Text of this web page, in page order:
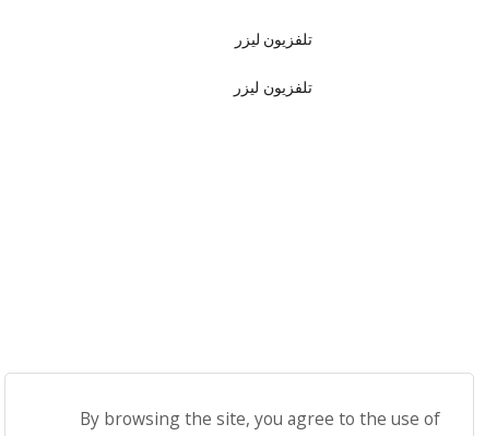
تلفزيون ليزر
تلفزيون ليزر
By browsing the site, you agree to the use of